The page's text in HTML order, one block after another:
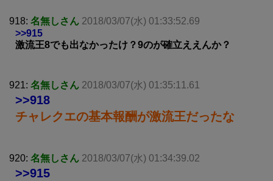
918: 名無しさん 2018/03/07(水) 01:33:52.69
>>915
激流王8でも出なかったけ？9のが確立ええんか？
921: 名無しさん 2018/03/07(水) 01:35:11.61
>>918
チャレクエの基本報酬が激流王だったな
920: 名無しさん 2018/03/07(水) 01:34:39.02
>>915